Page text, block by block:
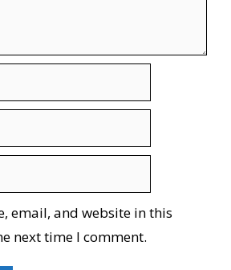
email, and website in this
next time I comment.